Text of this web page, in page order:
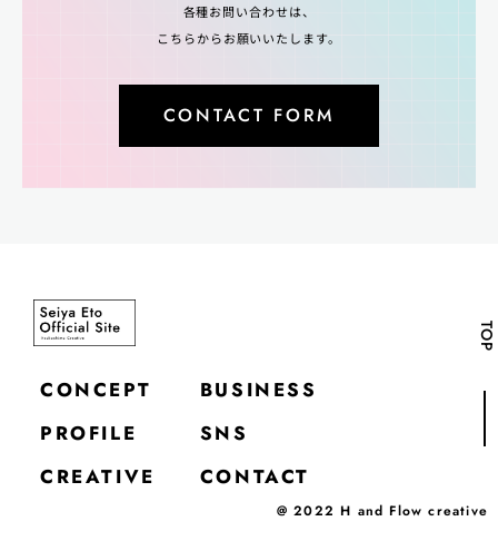
各種お問い合わせは、
こちらからお願いいたします。
CONTACT FORM
CONCEPT
PROFILE
CREATIVE
BUSINESS
SNS
CONTACT
@ 2022 H and Flow creative
TOP